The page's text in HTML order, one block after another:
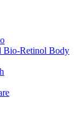
Bio-Retinol Body